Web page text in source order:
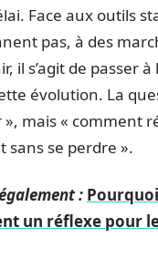
Face aux outils
pas, à des
il s’agit de passer à
évolution. La
mais « comment
sans se perdre ».
:
un réflexe pour